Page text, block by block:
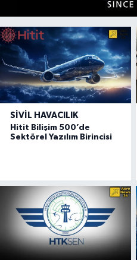
SIVIL HAVACILIK
Hitit Bilişim 500’de
Sektörel Yazılım Birincisi